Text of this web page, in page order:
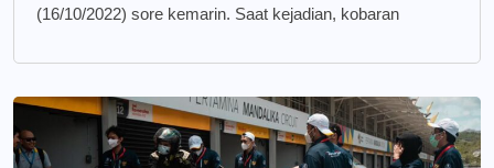
(16/10/2022) sore kemarin. Saat kejadian, kobaran